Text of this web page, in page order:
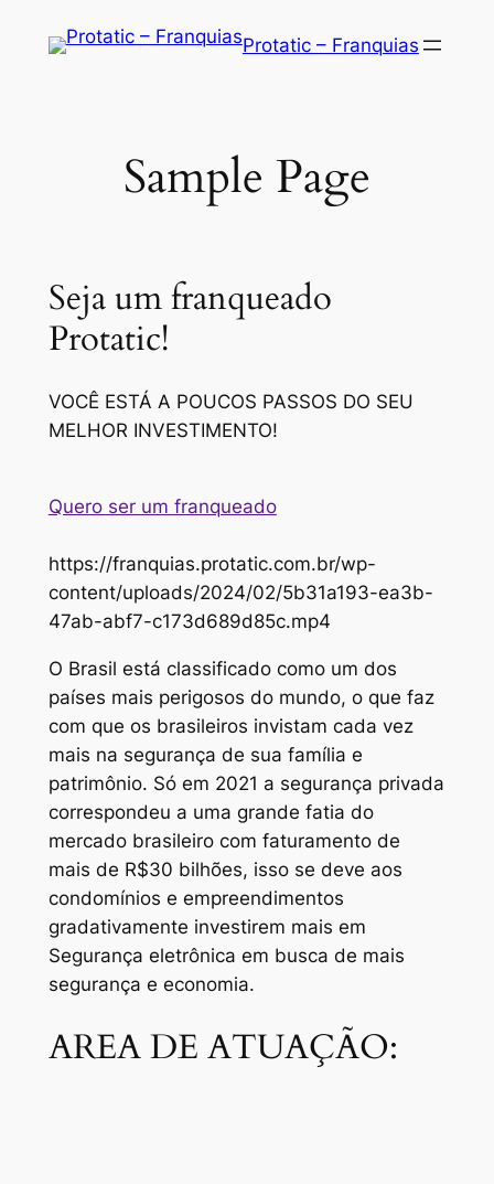
Protatic – Franquias
Sample Page
Seja um franqueado
Protatic!
VOCÊ ESTÁ A POUCOS PASSOS DO SEU
MELHOR INVESTIMENTO!
Quero ser um franqueado
https://franquias.protatic.com.br/wp-
content/uploads/2024/02/5b31a193-ea3b-
47ab-abf7-c173d689d85c.mp4
O Brasil está classificado como um dos
países mais perigosos do mundo, o que faz
com que os brasileiros invistam cada vez
mais na segurança de sua família e
patrimônio. Só em 2021 a segurança privada
correspondeu a uma grande fatia do
mercado brasileiro com faturamento de
mais de R$30 bilhões, isso se deve aos
condomínios e empreendimentos
gradativamente investirem mais em
Segurança eletrônica em busca de mais
segurança e economia.
AREA DE ATUAÇÃO: